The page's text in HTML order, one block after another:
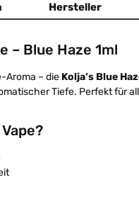
Hersteller
– Blue Haze 1ml
Aroma – die Kolja’s Blue
Tiefe. Perfekt für